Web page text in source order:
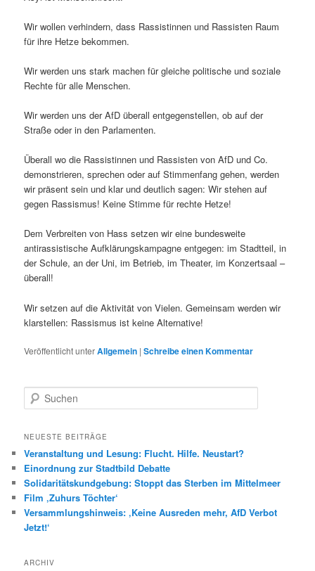
Wir wollen verhindern, dass Rassistinnen und Rassisten Raum
für ihre Hetze bekommen.
Wir werden uns stark machen für gleiche politische und soziale
Rechte für alle Menschen.
Wir werden uns der AfD überall entgegenstellen, ob auf der
Straße oder in den Parlamenten.
Überall wo die Rassistinnen und Rassisten von AfD und Co.
demonstrieren, sprechen oder auf Stimmenfang gehen, werden
wir präsent sein und klar und deutlich sagen: Wir stehen auf
gegen Rassismus! Keine Stimme für rechte Hetze!
Dem Verbreiten von Hass setzen wir eine bundesweite
antirassistische Aufklärungskampagne entgegen: im Stadtteil, in
der Schule, an der Uni, im Betrieb, im Theater, im Konzertsaal –
überall!
Wir setzen auf die Aktivität von Vielen. Gemeinsam werden wir
klarstellen: Rassismus ist keine Alternative!
Veröffentlicht unterAllgemein |Schreibe einen Kommentar
u
h
n
NEUESTE BEITRÄGE
Veranstaltung und Lesung: Flucht. Hilfe. Neustart?
Einordnung zur Stadtbild Debatte
Solidaritätskundgebung: Stoppt das Sterben im Mittelmeer
Film ‚Zuhurs Töchter‘
Versammlungshinweis: ‚Keine Ausreden mehr, AfD Verbot
Jetzt!‘
ARCHIV